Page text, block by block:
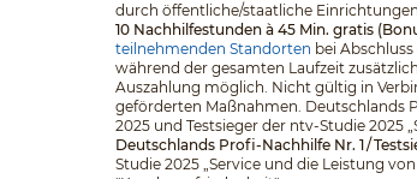
durch öffentliche/staatliche
10 Nachhilfestunden à 45 Min. gratis
teilnehmenden Standorten bei
während der gesamten Laufzeit
Auszahlung möglich. Nicht gültig in
geförderten Maßnahmen. Deutschlands
2025 und Testsieger der ntv-Studie 2025
Deutschlands Profi-Nachhilfe Nr. 1 /
Studie 2025 „Service und die Leistung